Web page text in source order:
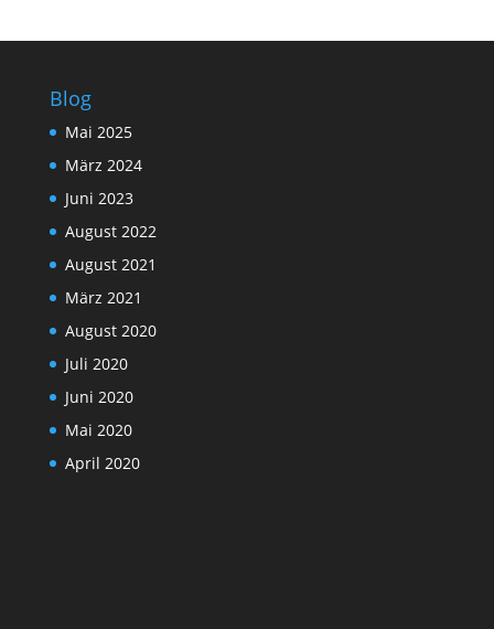
Blog
Mai 2025
März 2024
Juni 2023
August 2022
August 2021
März 2021
August 2020
Juli 2020
Juni 2020
Mai 2020
April 2020